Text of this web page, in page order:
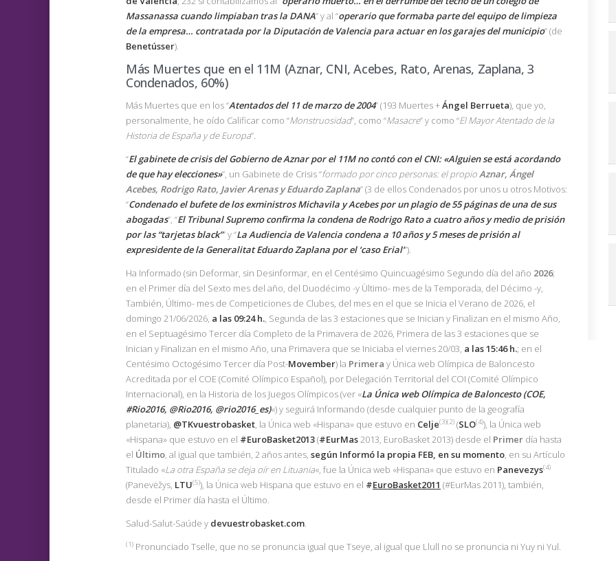
Massanassa cuando limpiaban tras la DANA” y al “operario que formaba parte del equipo de limpieza
de la empresa… contratada por la Diputación de Valencia para actuar en los garajes del municipio” (de
Benetússer).
Más Muertes que en el 11M (Aznar, CNI, Acebes, Rato, Arenas, Zaplana, 3
Condenados, 60%)
Más Muertes que en los “Atentados del 11 de marzo de 2004” (193 Muertes +Ángel Berrueta), que yo,
personalmente, he oído Calificar como “Monstruosidad”, como “Masacre” y como “El Mayor Atentado de la
Historia de España y de Europa”.
“El gabinete de crisis del Gobierno de Aznar por el 11M no contó con el CNI: «Alguien se está acordando
de que hay elecciones»”, un Gabinete de Crisis “formado por cinco personas: el propioAznar, Ángel
Acebes, Rodrigo Rato, Javier Arenas y Eduardo Zaplana” (3 de ellos Condenados por unos u otros Motivos:
“Condenado el bufete de los exministros Michavila y Acebes por un plagio de 55 páginas de una de sus
abogadas”, “El Tribunal Supremo confirma la condena de Rodrigo Rato a cuatro años y medio de prisión
por las “tarjetas black”” y “La Audiencia de Valencia condena a 10 años y 5 meses de prisión al
expresidente de la Generalitat Eduardo Zaplana por el ‘caso Erial’”).
Ha Informado (sin Deformar, sin Desinformar, en el Centésimo Quincuagésimo Segundo día del año 2026;
en el Primer día del Sexto mes del año, del Duodécimo -y Ùltimo- mes de la Temporada, del Décimo -y,
También, Último- mes de Competiciones de Clubes, del mes en el que se Inicia el Verano de 2026, el
domingo 21/06/2026, a las 09:24 h., Segunda de las 3 estaciones que se Inician y Finalizan en el mismo Año,
en el Septuagésimo Tercer día Completo de la Primavera de 2026, Primera de las 3 estaciones que se
Inician y Finalizan en el mismo Año, una Primavera que se Iniciaba el viernes 20/03, a las 15:46 h.; en el
Centésimo Octogésimo Tercer día Post-Movember) la Primera y Única web Olímpica de Baloncesto
Acreditada por el COE (Comité Olímpico Español), por Delegación Territorial del COI (Comité Olímpico
Internacional), en la Historia de los Juegos Olímpicos (ver «La Única web Olímpica de Baloncesto (COE,
#Rio2016, @Rio2016, @rio2016_es)«) y seguirá Informando (desde cualquier punto de la geografía
planetaria), @TKvuestrobasket, la Única web «Hispana» que estuvo en Celje(3)(2) (SLO(4)), la Única web
«Hispana» que estuvo en el #EuroBasket2013(#EurMas2013, EuroBasket 2013) desde el Primer día hasta
el Último, al igual que también, 2 años antes, según Informó la propia FEB, en su momento, en su Artículo
Titulado «La otra España se deja oír en Lituania«, fue la Única web «Hispana» que estuvo en Panevezys(4)
(Panevėžys, LTU(5)), la Única web Hispana que estuvo en el #EuroBasket2011 (#EurMas 2011), también,
desde el Primer día hasta el Último.
Salud-Salut-Saúde y devuestrobasket.com.
(1) Pronunciado Tselle, que no se pronuncia igual que Tseye, al igual que Llull no se pronuncia ni Yuy ni Yul.